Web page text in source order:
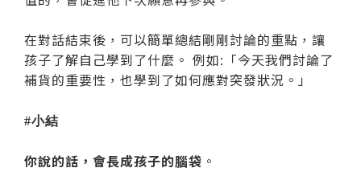
在對話結束後，可以簡單總結剛剛討論的重點，讓
孩子了解自己學到了什麼。 例如:「今天我們討論了
補貨的重要性，也學到了如何應對突發狀況。」
#小結
你說的話，會長成孩子的腦袋 。